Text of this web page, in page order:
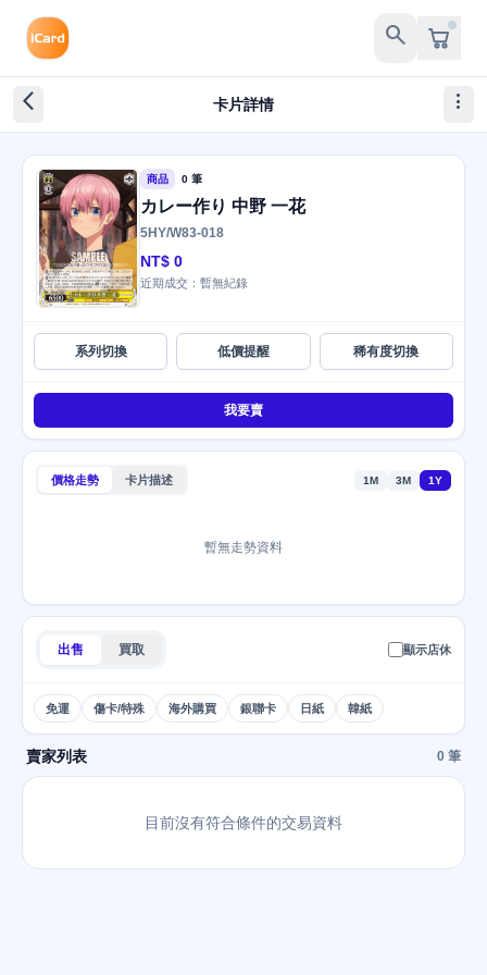
search
arrow_back_ios_new 卡片詳情 more_vert
商品 0 筆
カレー作り 中野 一花
5HY/W83-018
NT$ 0
近期成交：暫無紀錄
系列切換 低價提醒 稀有度切換
我要賣
價格走勢 卡片描述 1M 3M 1Y
暫無走勢資料
出售 買取 顯示店休
免運 傷卡/特殊 海外購買 銀聯卡 日紙 韓紙
賣家列表 0 筆
目前沒有符合條件的交易資料